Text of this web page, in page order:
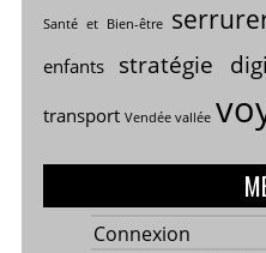
Santé et Bien-être
enfants
stratégie
transport Vendée vallée
Connexion